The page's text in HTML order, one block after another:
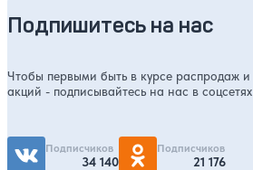
Подпишитесь на нас
Чтобы первыми быть в курсе распродаж и
акций - подписывайтесь на нас в соцсетях
Подписчиков
34 140
Подписчиков
21 176